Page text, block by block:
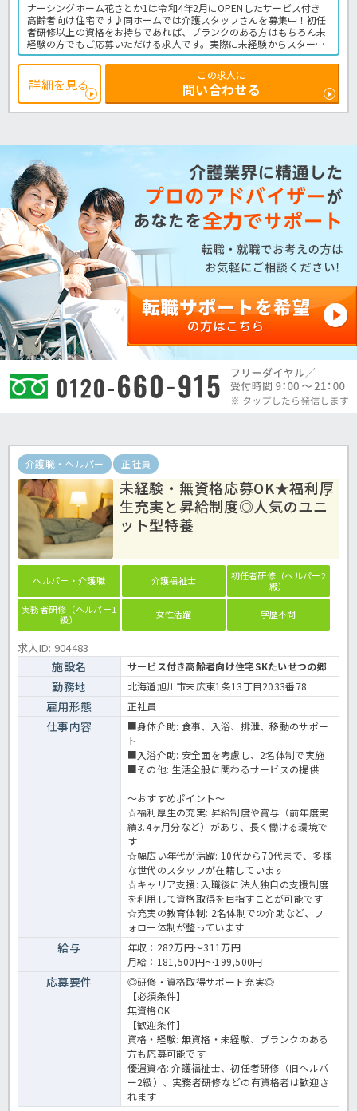
ナーシングホーム花さとか1は令和4年2月にOPENしたサービス付き
高齢者向け住宅です♪同ホームでは介護スタッフさんを募集中！初任
者研修以上の資格をお持ちであれば、ブランクのある方はもちろん未
経験の方でもご応募いただける求人です。実際に未経験からスタート
した方や子育てしながら働く方など様々なスタッフが活躍中♪お仕事
になれるまで先輩スタッフが丁寧に指導してくれますので入職後も安
心です★豊富な手当に加え、賞与もしっかり3.0ヶ月分の支給あり♪
介護のお仕事にご興味をお持ちの方、資格を活かしてお仕事したい
方、働きやすい環境のしっかり整った同ホームでお仕事しませんか？
サ高住での介護業務全般です。
詳細を見る
この求人に
問い合わせる
介護職・ヘルパー 正社員
未経験・無資格応募OK★福利厚
生充実と昇給制度◎人気のユニ
ット型特養
ヘルパー・介護職 介護福祉士
初任者研修（ヘルパー2
級）
実務者研修（ヘルパー1
級）
女性活躍 学歴不問
求人ID: 904483
施設名 サービス付き高齢者向け住宅SKたいせつの郷
勤務地 北海道旭川市末広東1条13丁目2033番78
雇用形態 正社員
仕事内容
■身体介助: 食事、入浴、排泄、移動のサポー
ト
■入浴介助: 安全面を考慮し、2名体制で実施
■その他: 生活全般に関わるサービスの提供
～おすすめポイント～
☆福利厚生の充実: 昇給制度や賞与（前年度実
績3.4ヶ月分など）があり、長く働ける環境で
す
☆幅広い年代が活躍: 10代から70代まで、多様
な世代のスタッフが在籍しています
☆キャリア支援: 入職後に法人独自の支援制度
を利用して資格取得を目指すことが可能です
☆充実の教育体制: 2名体制での介助など、フ
ォロー体制が整っています
給与
年収：282万円～311万円
月給：181,500円～199,500円
応募要件
◎研修・資格取得サポート充実◎
【必須条件】
無資格OK
【歓迎条件】
資格・経験: 無資格・未経験、ブランクのある
方も応募可能です
優遇資格: 介護福祉士、初任者研修（旧ヘルパ
ー2級）、実務者研修などの有資格者は歓迎さ
れます